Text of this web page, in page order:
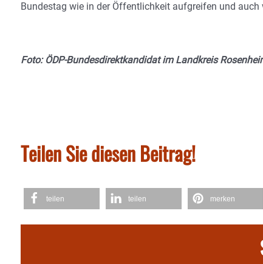
Bundestag wie in der Öffentlichkeit aufgreifen und auch
Foto: ÖDP-Bundesdirektkandidat im Landkreis
Teilen Sie diesen Beitrag!
teilen teilen merken